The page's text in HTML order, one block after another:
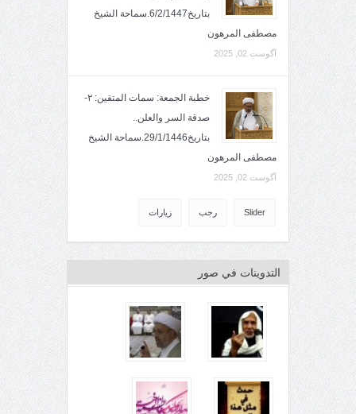
بتاريخ6/2/1447.سماحة الشيخ
مصطفى المرهون
آگوست 02, 2025
خطبة الجمعة: سمات المتقين: ٢-
صدقة السر والعلن..
بتاريخ29/1/1446.سماحة الشيخ
مصطفى المرهون
آگوست 02, 2025
Slider رجب زيارات
التدوينات في صور